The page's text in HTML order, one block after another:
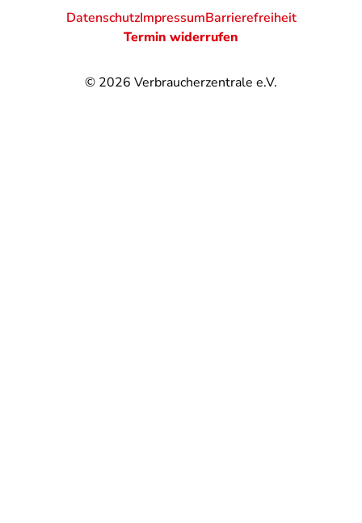
© 2026 Verbraucherzentrale e.V.
DatenschutzImpressumBarrierefreiheit
Termin widerrufen